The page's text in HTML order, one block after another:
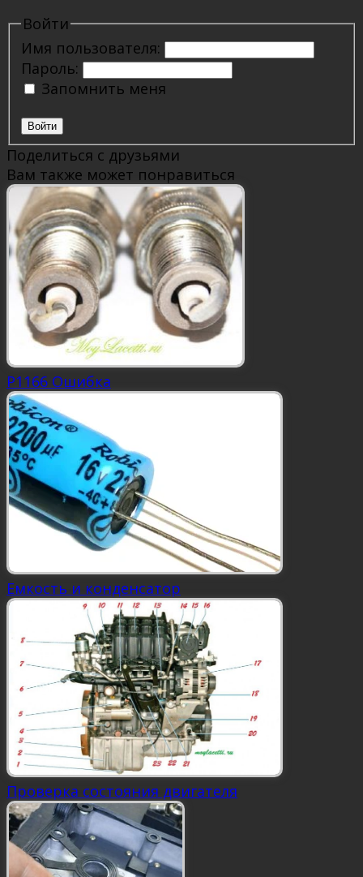
Войти
Имя пользователя:
Пароль:
Запомнить меня
Войти
Поделиться с друзьями
Вам также может понравиться
P1166 Ошибка
Емкость и конденсатор
Проверка состояния двигателя